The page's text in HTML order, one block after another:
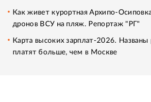
Как живет курортная Архипо-
дронов ВСУ на пляж. Репортаж "РГ"
Карта высоких зарплат-2026. Названы
платят больше, чем в Москве